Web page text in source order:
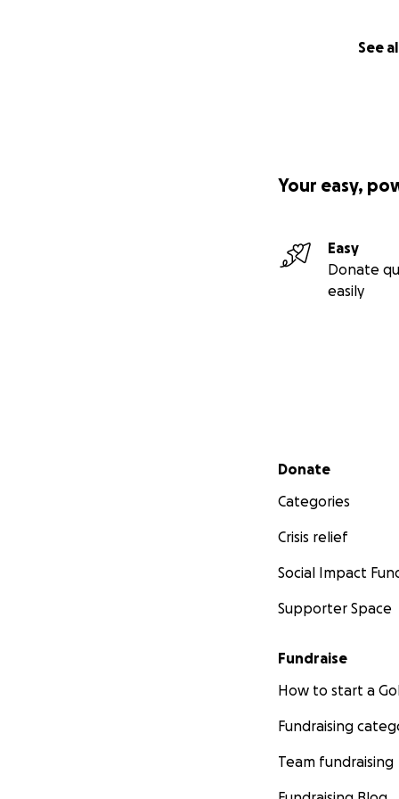
See
Your easy,
Easy
Donate
easily
Secondary menu
Donate
Categories
Crisis relief
Social Impact
Supporter Space
Fundraise
How to start a
Fundraising
Team fundraising